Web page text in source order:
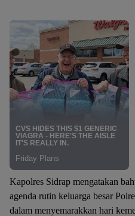
Kapolres Sidrap mengatakan
agenda rutin keluarga besar
dalam menyemarakkan hari